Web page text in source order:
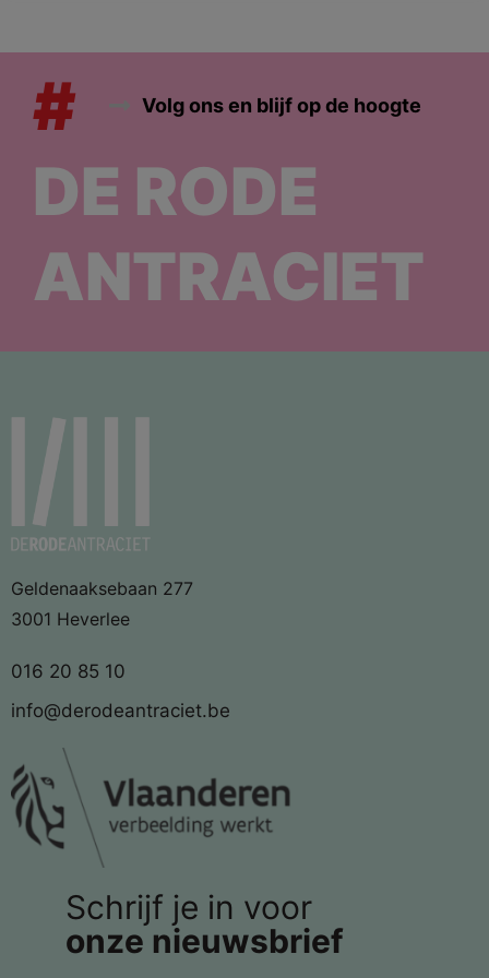
# Volg ons en blijf op de hoogte
DE RODE
ANTRACIET
Geldenaaksebaan 277
3001 Heverlee
016 20 85 10
info@derodeantraciet.be
Schrijf je in voor
onze nieuwsbrief